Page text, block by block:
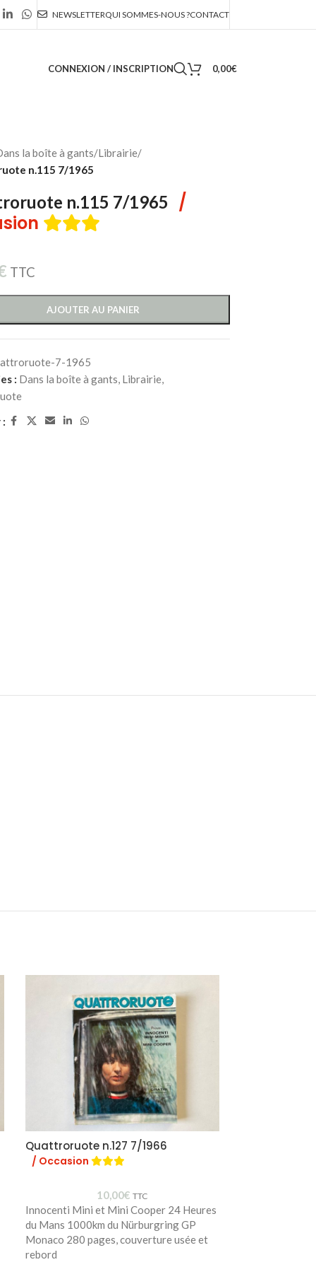
NEWSLETTERQUI SOMMES-NOUS ?CONTACT
CONNEXION / INSCRIPTION 0,00€
la boîte à gants/Librairie/
n.115 7/1965
n.115 7/1965 /
TTC
AJOUTER AU PANIER
7-1965
: Dans la boîte à gants, Librairie,
Quattroruote n.127 7/1966
/ Occasion
10,00€ TTC
Innocenti Mini et Mini Cooper 24 Heures
du Mans 1000km du Nürburgring GP
Monaco 280 pages, couverture usée et
rebord